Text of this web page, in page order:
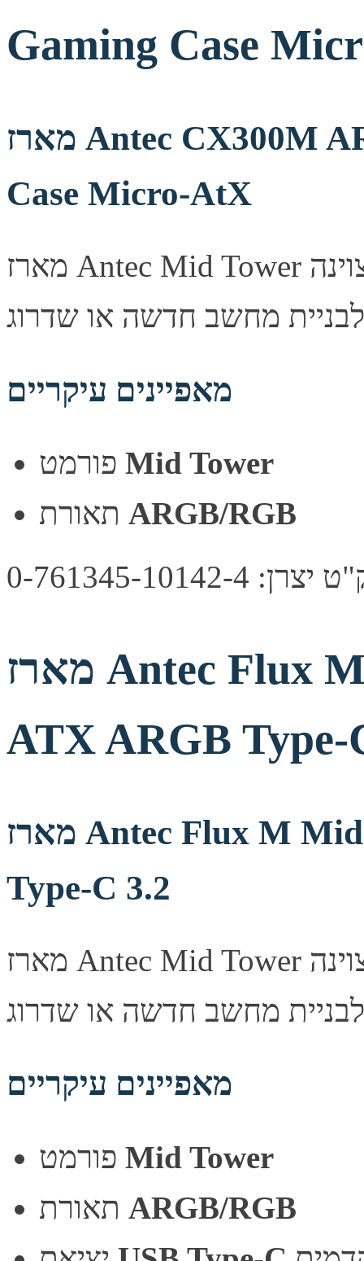
Gaming Case
מארז Antec CX300M ARGB Mid Tower Gaming
Case Micro-AtX
מארז Antec Mid Tower מעוצב היטב, מספק זרימת אוויר מצוינה
מאפיינים עיקריים
Mid Tower
ARGB/RGB
0-761345-10142-4
מארז Antec Flux M Mid Tower Micro-
ATX ARGB Type-
מארז Antec Flux M Mid Tower Micro-ATX ARGB
Type-C 3.2
מארז Antec Mid Tower מעוצב היטב, מספק זרימת אוויר מצוינה
מאפיינים עיקריים
Mid Tower
ARGB/RGB